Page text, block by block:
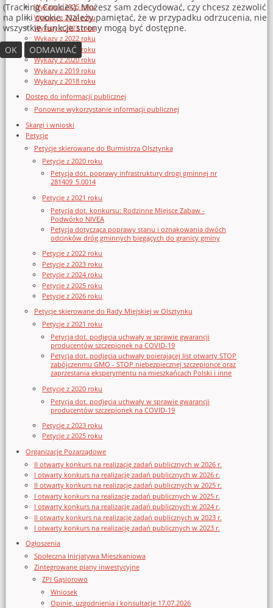
Wykazy z 2025 roku
Wykazy z 2024 roku
Wykazy z 2023 roku
Wykazy z 2022 roku
Wykazy z 2021 roku
Wykazy z 2020 roku
Wykazy z 2019 roku
Wykazy z 2018 roku
Dostęp do informacji publicznej
Ponowne wykorzystanie informacji publicznej
Skargi i wnioski
Petycje
Petycje skierowane do Burmistrza Olsztynka
Petycje z 2020 roku
Petycja dot. poprawy infrastruktury drogi gminnej nr
281409_5.0014
Petycje z 2021 roku
Petycja dot. konkursu: Rodzinne Miejsce Zabaw -
Podwórko NIVEA
Petycja dotycząca poprawy stanu i oznakowania dwóch
odcinków dróg gminnych biegących do granicy gminy
Petycje z 2022 roku
Petycje z 2023 roku
Petycje z 2024 roku
Petycje z 2025 roku
Petycje z 2026 roku
Petycje skierowane do Rady Miejskiej w Olsztynku
Petycje z 2021 roku
Petycja dot. podjęcia uchwały w sprawie gwarancji
producentów szczepionek na COVID-19
Petycja dot. podjęcia uchwały poierającej list otwarty STOP
zabójczenmu GMO - STOP niebezpiecznej szczepionce oraz
zaprzestania eksperymentu na mieszkańcach Polski i inne
Petycje z 2020 roku
Petycja dot. podjęcia uchwały w sprawie gwarancji
producentów szczepionek na COVID-19
Petycje z 2023 roku
Petycje z 2025 roku
Organizacje Pozarządowe
II otwarty konkurs na realizację zadań publicznych w 2026 r.
I otwarty konkurs na realizację zadań publicznych w 2026 r.
II otwarty konkurs na realizację zadań publicznych w 2025 r.
I otwarty konkurs na realizację zadań publicznych w 2025 r.
I otwarty konkurs na realizację zadań publicznych w 2024 r.
II otwarty konkurs na realizację zadań publicznych w 2023 r.
I otwarty konkurs na realizację zadań publicznych w 2023 r.
Ogłoszenia
Społeczna Inicjatywa Mieszkaniowa
Zintegrowane plany inwestycyjne
ZPI Gąsiorowo
Wniosek
Opinie, uzgodnienia i konsultacje 17.07.2026
(Tracking Cookies). Możesz sam zdecydować, czy chcesz zezwolić
na pliki cookie. Należy pamiętać, że w przypadku odrzucenia, nie
wszystkie funkcje strony mogą być dostępne.
OK
ODMAWIAĆ